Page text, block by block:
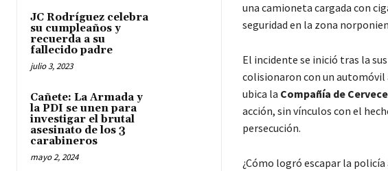
JC Rodríguez celebra
su cumpleaños y
recuerda a su
fallecido padre
julio 3, 2023
Cañete: La Armada y
la PDI se unen para
investigar el brutal
asesinato de los 3
carabineros
mayo 2, 2024
una camioneta cargada con
seguridad en la zona
El incidente se inició tras la
colisionaron con un automóvil
ubica la Compañía de
acción, sin vínculos con el
persecución.
¿Cómo logró escapar la